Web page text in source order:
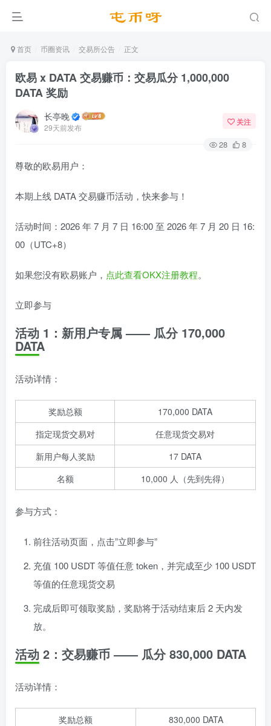
首页 币圈资讯 交易所公告 正文
欧易 x DATA 交易赚币：交易瓜分 1,000,000
DATA 奖励
长亭晚
29天前发布
关注
28 8
尊敬的欧易用户：
本期上线 DATA 交易赚币活动，快来参与！
活动时间：2026 年 7 月 7 日 16:00 至 2026 年 7 月 20 日 16:
00（UTC+8）
如果您没有欧易账户， 点此查看OKX注册教程。
立即参与
活动 1：新用户专属 —— 瓜分 170,000
DATA
活动详情：
奖励总额
170,000 DATA
指定现货交易对
任意现货交易对
新用户每人奖励
17 DATA
名额
10,000 人（先到先得）
参与方式：
前往活动页面，点击”立即参与”
充值 100 USDT 等值任意 token，并完成至少 100 USDT
等值的任意现货交易
完成后即可领取奖励，奖励将于活动结束后 2 天内发
放。
活动 2：交易赚币 —— 瓜分 830,000 DATA
活动详情：
奖励总额
830,000 DATA